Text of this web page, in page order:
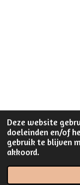
Deze website
doeleinden en/of
gebruik te blijven
akkoord.
© 2023 - 2026 Stijlvol